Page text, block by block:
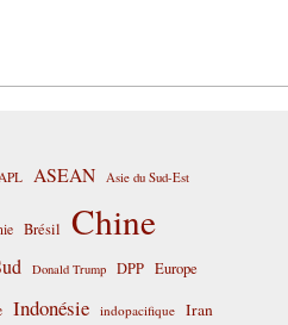
ASEAN Asie du Sud-Est
Brésil Chine
Donald Trump DPP Europe
Indonésie indopacifique Iran